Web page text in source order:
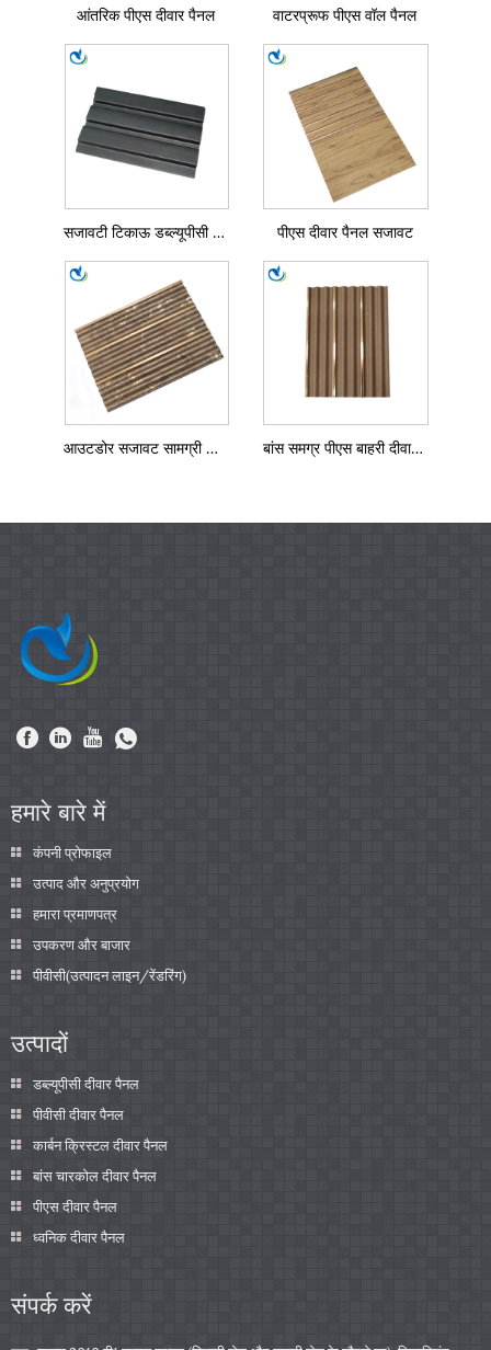
आंतरिक पीएस दीवार पैनल वाटरप्रूफ पीएस वॉल पैनल
सजावटी टिकाऊ डब्ल्यूपीसी पीएस दीवार पैनल पीएस दीवार पैनल सजावट
आउटडोर सजावट सामग्री पीएस आउटडोर दीवार पैनल बांस समग्र पीएस बाहरी दीवार पैनल
हमारे बारे में
कंपनी प्रोफाइल
उत्पाद और अनुप्रयोग
हमारा प्रमाणपत्र
उपकरण और बाजार
पीवीसी(उत्पादन लाइन/रेंडरिंग)
उत्पादों
डब्ल्यूपीसी दीवार पैनल
पीवीसी दीवार पैनल
कार्बन क्रिस्टल दीवार पैनल
बांस चारकोल दीवार पैनल
पीएस दीवार पैनल
ध्वनिक दीवार पैनल
संपर्क करें